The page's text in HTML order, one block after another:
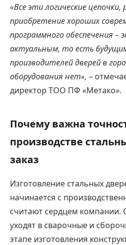
«Все эти логические
приобретение хороших
программного обеспечения –
актуальным, то есть
производителей дверей в
оборудования нет», –
директор ТОО ПФ «Метако».
Почему важна
производстве
заказ
Изготовление стальных
начинается с
считают сердцем компании.
уходят в сварочные и
этапе изготовления